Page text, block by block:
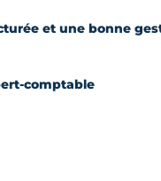
et une bonne
comptable